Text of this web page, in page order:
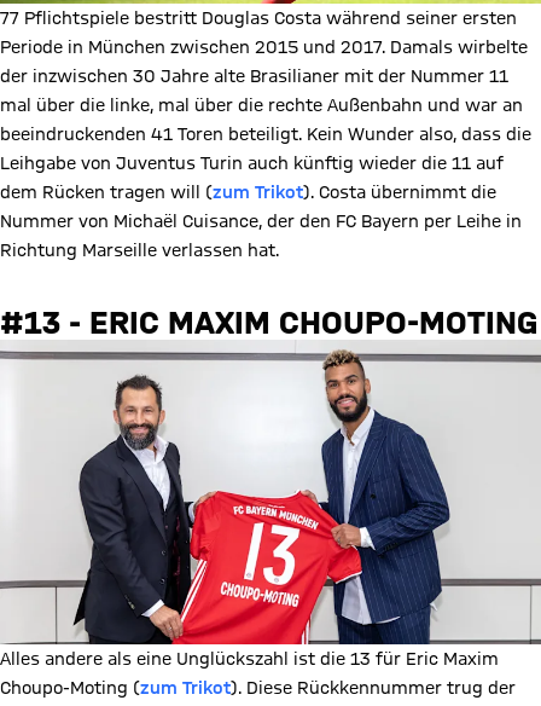
77 Pflichtspiele bestritt Douglas Costa während seiner ersten
Periode in München zwischen 2015 und 2017. Damals wirbelte
der inzwischen 30 Jahre alte Brasilianer mit der Nummer 11
mal über die linke, mal über die rechte Außenbahn und war an
beeindruckenden 41 Toren beteiligt. Kein Wunder also, dass die
Leihgabe von Juventus Turin auch künftig wieder die 11 auf
dem Rücken tragen will (zum Trikot). Costa übernimmt die
Nummer von Michaël Cuisance, der den FC Bayern per Leihe in
Richtung Marseille verlassen hat.
#13 - ERIC MAXIM CHOUPO-MOTING
Alles andere als eine Unglückszahl ist die 13 für Eric Maxim
Choupo-Moting (zum Trikot). Diese Rückkennummer trug der